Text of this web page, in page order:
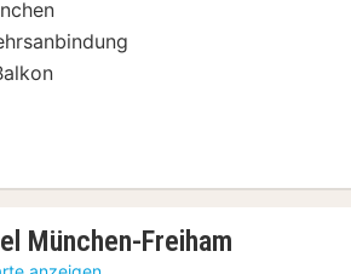
München-Freiham